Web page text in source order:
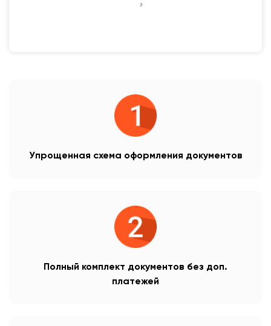
Упрощенная схема оформления документов
Полный комплект документов без доп.
платежей